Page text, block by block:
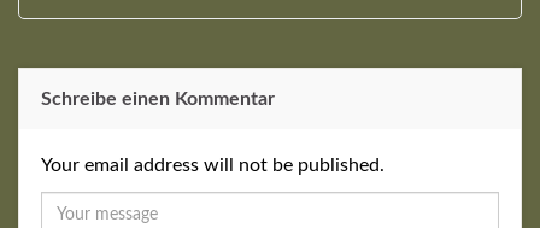
Schreibe einen Kommentar
Your email address will not be published.